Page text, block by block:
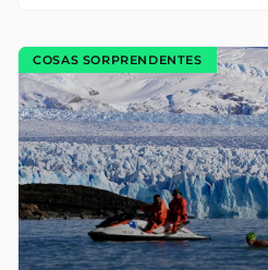
COSAS SORPRENDENTES